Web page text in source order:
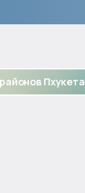
Пхукета